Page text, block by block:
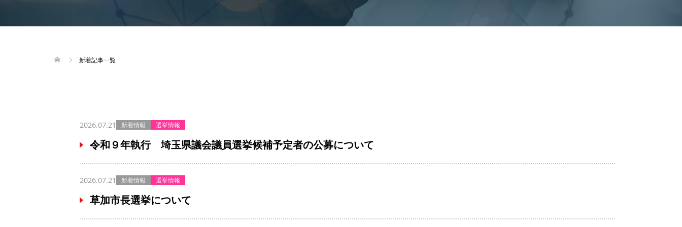
新着記事一覧
令和９年執行 埼玉県議会議員選挙候補予定者の公募について
2026.07.21 新着情報 選挙情報
草加市長選挙について
2026.07.21 新着情報 選挙情報